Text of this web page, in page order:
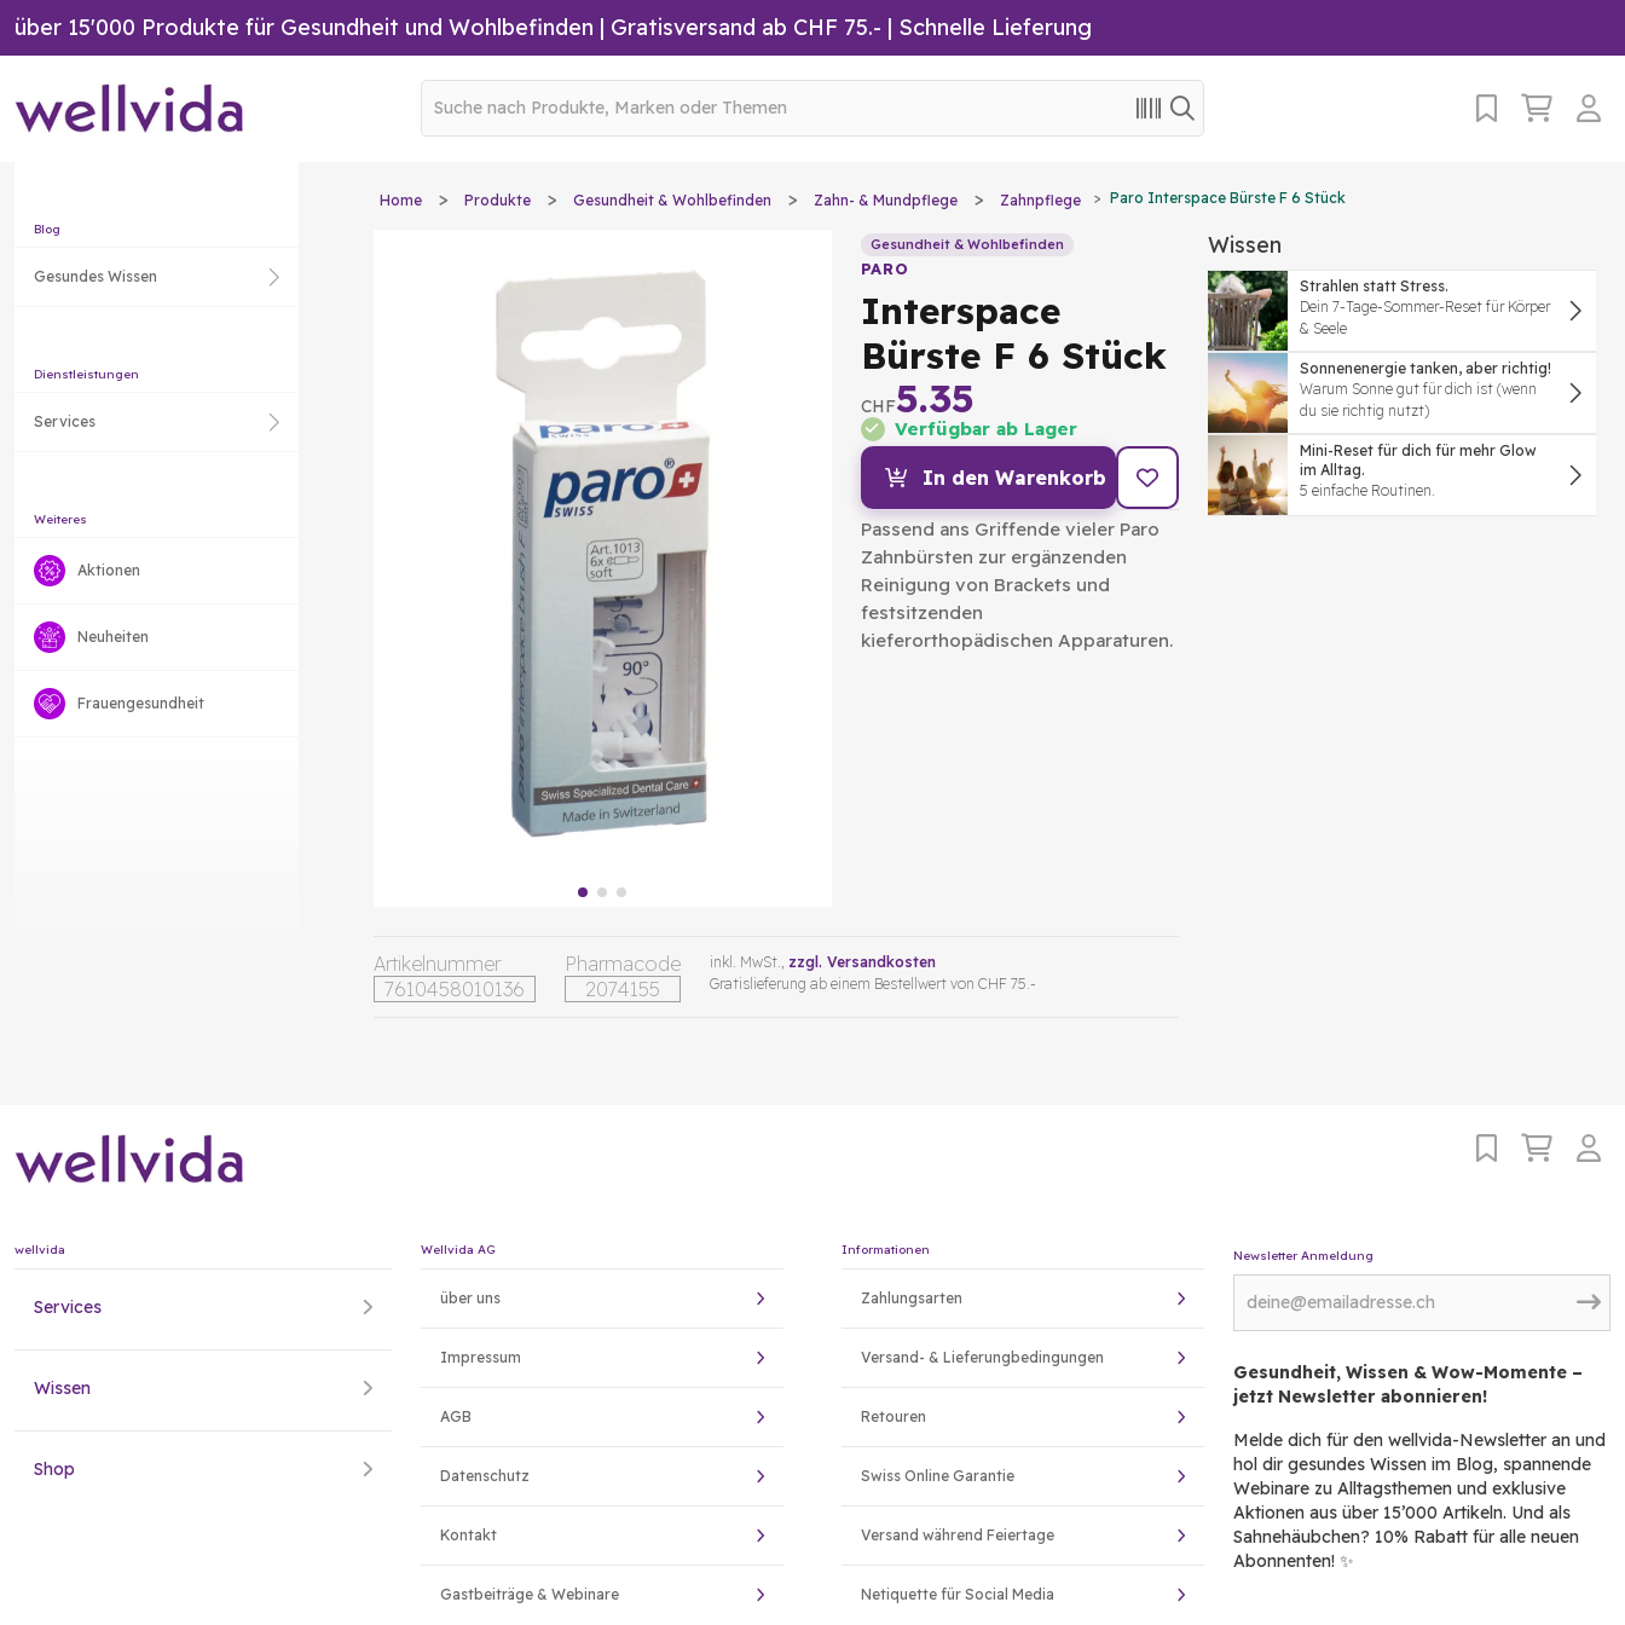
über 15'000 Produkte für Gesundheit und Wohlbefinden | Gratisversand ab CHF 75.- | Schnelle Lieferung
Blog
Gesundes Wissen
Dienstleistungen
Services
Weiteres
Aktionen
Neuheiten
Frauengesundheit
Home Produkte Gesundheit & Wohlbefinden Zahn- & Mundpflege Zahnpflege Paro Interspace Bürste F 6 Stück
Gesundheit & Wohlbefinden
PARO
Interspace
Bürste F 6 Stück
CHF5.35
Verfügbar ab Lager
In den Warenkorb
Passend ans Griffende vieler Paro
Zahnbürsten zur ergänzenden
Reinigung von Brackets und
festsitzenden
kieferorthopädischen Apparaturen.
Artikelnummer
7610458010136
Pharmacode
2074155
inkl. MwSt., zzgl. Versandkosten
Gratislieferung ab einem Bestellwert von CHF 75.-
Wissen
Strahlen statt Stress.
Dein 7-Tage-Sommer-Reset für Körper
& Seele
Sonnenenergie tanken, aber richtig!
Warum Sonne gut für dich ist (wenn
du sie richtig nutzt)
Mini-Reset für dich für mehr Glow
im Alltag.
5 einfache Routinen.
wellvida
Services
Wissen
Shop
Wellvida AG
über uns
Impressum
AGB
Datenschutz
Kontakt
Gastbeiträge & Webinare
Informationen
Zahlungsarten
Versand- & Lieferungbedingungen
Retouren
Swiss Online Garantie
Versand während Feiertage
Netiquette für Social Media
Newsletter Anmeldung
Gesundheit, Wissen & Wow-Momente –
jetzt Newsletter abonnieren!
Melde dich für den wellvida-Newsletter an und
hol dir gesundes Wissen im Blog, spannende
Webinare zu Alltagsthemen und exklusive
Aktionen aus über 15’000 Artikeln. Und als
Sahnehäubchen? 10% Rabatt für alle neuen
Abonnenten! ✨